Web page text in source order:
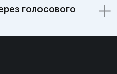
голосового